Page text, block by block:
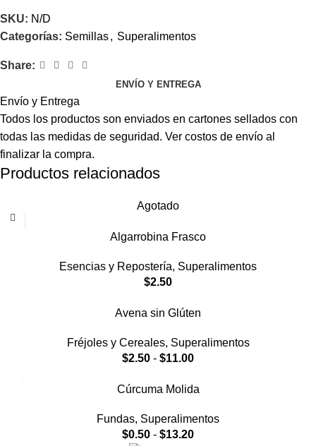
SKU: N/D
Categorías: Semillas, Superalimentos
Share:
ENVÍO Y ENTREGA
Envío y Entrega
Todos los productos son enviados en cartones sellados con
todas las medidas de seguridad. Ver costos de envío al
finalizar la compra.
Productos relacionados
Agotado
Algarrobina Frasco
Esencias y Repostería, Superalimentos
$2.50
Avena sin Glúten
Fréjoles y Cereales, Superalimentos
$2.50 - $11.00
Cúrcuma Molida
Fundas, Superalimentos
$0.50 - $13.20